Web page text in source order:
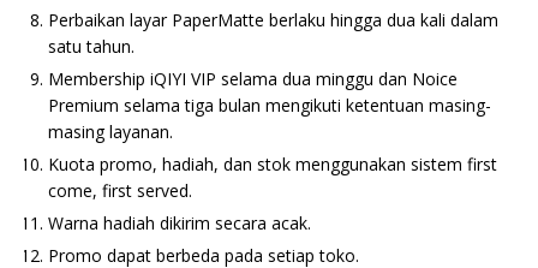
Perbaikan layar PaperMatte berlaku hingga dua kali dalam
satu tahun.
Membership iQIYI VIP selama dua minggu dan Noice
Premium selama tiga bulan mengikuti ketentuan masing-
masing layanan.
Kuota promo, hadiah, dan stok menggunakan sistem first
come, first served.
Warna hadiah dikirim secara acak.
Promo dapat berbeda pada setiap toko.